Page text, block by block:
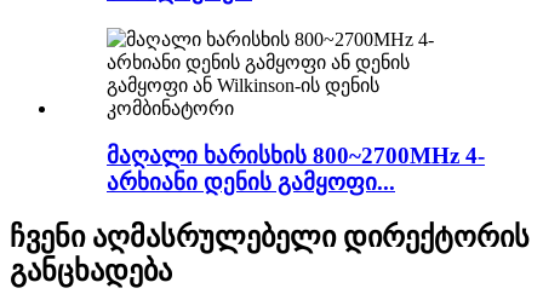
მაღალი ხარისხის 800~2700MHz 4-
არხიანი დენის გამყოფი...
ჩვენი აღმასრულებელი დირექტორის
განცხადება